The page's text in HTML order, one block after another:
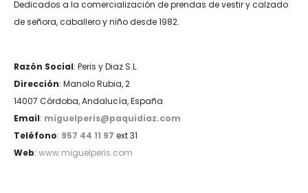
Dedicados a la comercialización de prendas de vestir y calzado
de señora, caballero y niño desde 1982.
Razón Social: Peris y Diaz S.L.
Dirección: Manolo Rubia, 2
14007 Córdoba, Andalucía, España
Email: miguelperis@paquidiaz.com
Teléfono: 957 44 11 97 ext 31
Web: www.miguelperis.com